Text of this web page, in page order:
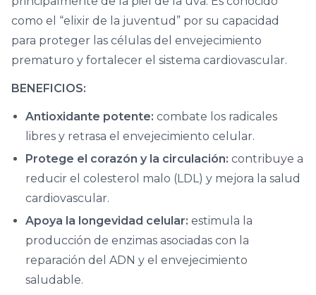
como el “elixir de la juventud” por su capacidad
para proteger las células del envejecimiento
prematuro y fortalecer el sistema cardiovascular.
BENEFICIOS:
Antioxidante potente: combate los radicales
libres y retrasa el envejecimiento celular.
Protege el corazón y la circulación: contribuye a
reducir el colesterol malo (LDL) y mejora la salud
cardiovascular.
Apoya la longevidad celular: estimula la
producción de enzimas asociadas con la
reparación del ADN y el envejecimiento
saludable.